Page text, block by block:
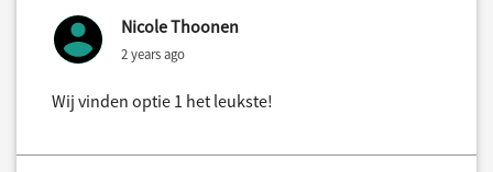
Nicole Thoonen
2 years ago
Wij vinden optie 1 het leukste!